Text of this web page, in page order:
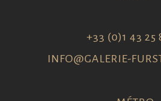
+33 (0)1 43 25
INFO@GALERIE-